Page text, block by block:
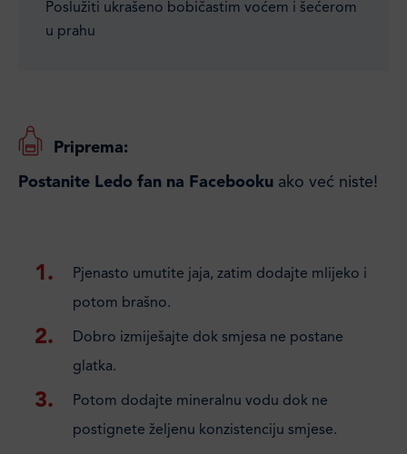
Poslužiti ukrašeno bobičastim voćem i šećerom
u prahu
Priprema:
Postanite Ledo fan na Facebooku ako već niste!
Pjenasto umutite jaja, zatim dodajte mlijeko i
potom brašno.
Dobro izmiješajte dok smjesa ne postane
glatka.
Potom dodajte mineralnu vodu dok ne
postignete željenu konzistenciju smjese.